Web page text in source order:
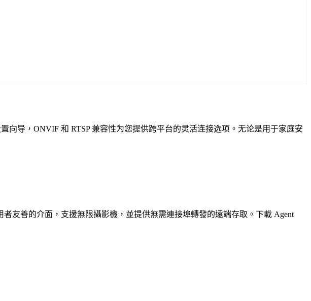
向导，ONVIF 和 RTSP 兼容性为您提供跨平台的灵活连接选项。无论是用于家庭安
友善的介面，支援無限攝影機，並提供無需連接埠轉發的遠端存取。下載 Agent